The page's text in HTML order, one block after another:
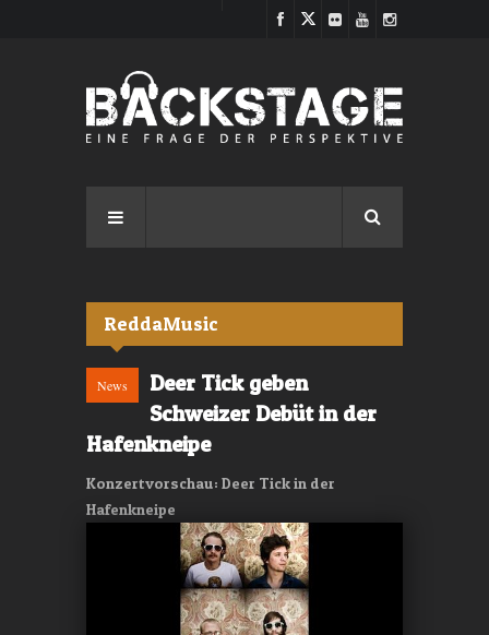
ReddaMusic
News
Deer Tick geben
Schweizer Debüt in der
Hafenkneipe
Konzertvorschau: Deer Tick in der
Hafenkneipe